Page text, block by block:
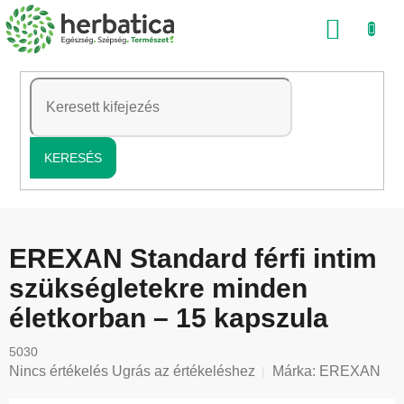
Ugrás
a
tartalomhoz
KERESÉS
EREXAN Standard férfi intim
szükségletekre minden
életkorban – 15 kapszula
5030
A
Nincs értékelés Ugrás az értékeléshez Márka: EREXAN